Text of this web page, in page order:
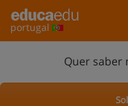
portugal
Quer saber